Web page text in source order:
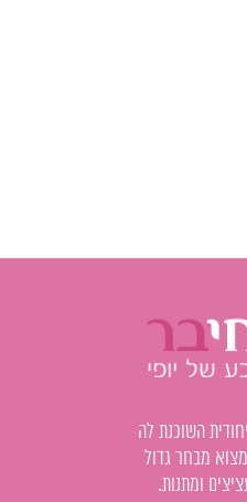
השוכנת לה
מבחר גדול
ומתנות.